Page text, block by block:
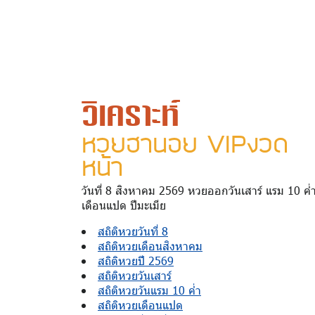
วิเคราะห์
หวยฮานอย VIPงวด
หน้า
วันที่ 8 สิงหาคม 2569 หวยออกวันเสาร์ แรม 10 ค่
เดือนแปด ปีมะเมีย
สถิติหวยวันที่ 8
สถิติหวยเดือนสิงหาคม
สถิติหวยปี 2569
สถิติหวยวันเสาร์
สถิติหวยวันแรม 10 ค่ำ
สถิติหวยเดือนแปด